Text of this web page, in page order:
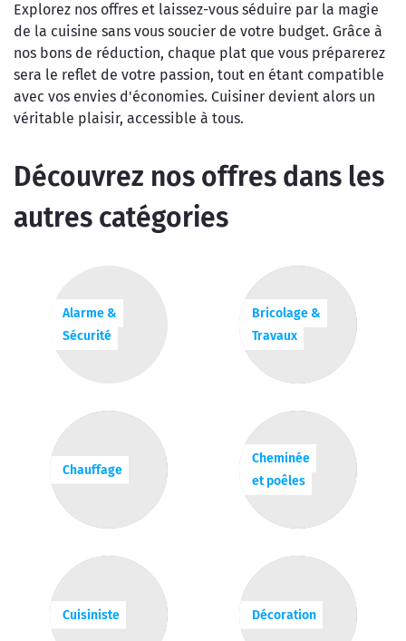
Explorez nos offres et laissez-vous séduire par la magie
de la cuisine sans vous soucier de votre budget. Grâce à
nos bons de réduction, chaque plat que vous préparerez
sera le reflet de votre passion, tout en étant compatible
avec vos envies d'économies. Cuisiner devient alors un
véritable plaisir, accessible à tous.
Découvrez nos offres dans les
autres catégories
Alarme &
Sécurité
Bricolage &
Travaux
Chauffage
Cheminée
et poêles
Cuisiniste Décoration